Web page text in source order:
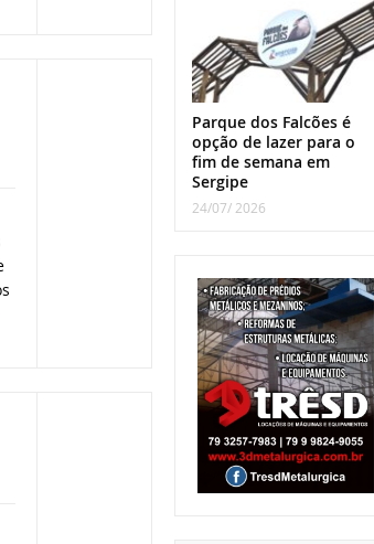
Parque dos Falcões é
opção de lazer para o
fim de semana em
Sergipe
24/07/ 2026